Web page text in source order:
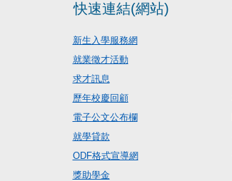
快速連結(網站)
新生入學服務網
就業徵才活動
求才訊息
歷年校慶回顧
電子公文公布欄
就學貸款
ODF格式宣導網
獎助學金